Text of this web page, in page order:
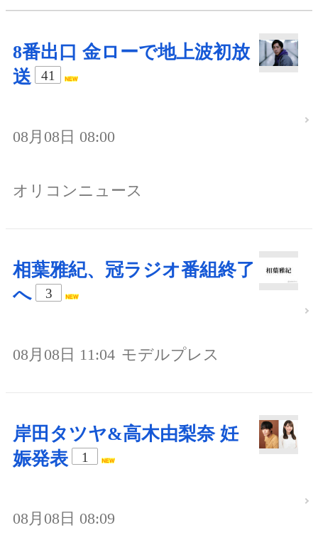
8番出口 金ローで地上波初放
送
41
08月08日 08:00
オリコンニュース
相葉雅紀、冠ラジオ番組終了
へ
3
08月08日 11:04 モデルプレス
岸田タツヤ&高木由梨奈 妊
娠発表
1
08月08日 08:09